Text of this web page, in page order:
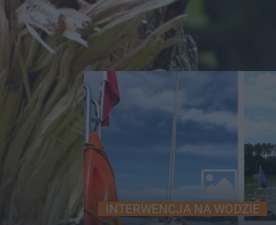
INTERWENCJA NA WODZIE